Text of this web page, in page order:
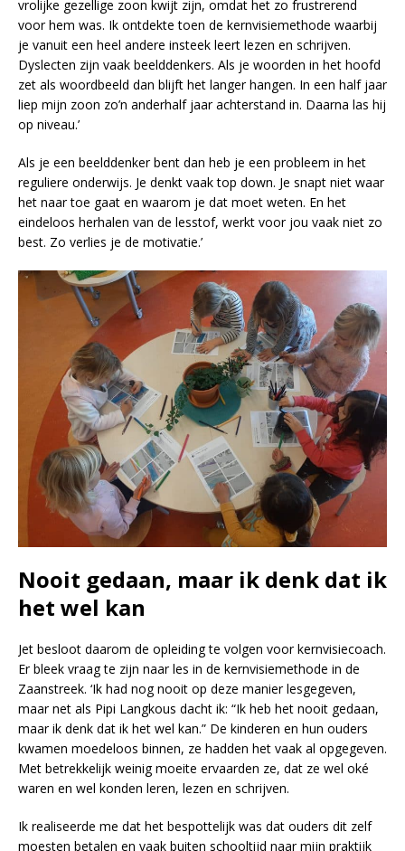
vrolijke gezellige zoon kwijt zijn, omdat het zo frustrerend
voor hem was. Ik ontdekte toen de kernvisiemethode waarbij
je vanuit een heel andere insteek leert lezen en schrijven.
Dyslecten zijn vaak beelddenkers. Als je woorden in het hoofd
zet als woordbeeld dan blijft het langer hangen. In een half jaar
liep mijn zoon zo’n anderhalf jaar achterstand in. Daarna las hij
op niveau.’
Als je een beelddenker bent dan heb je een probleem in het
reguliere onderwijs. Je denkt vaak top down. Je snapt niet waar
het naar toe gaat en waarom je dat moet weten. En het
eindeloos herhalen van de lesstof, werkt voor jou vaak niet zo
best. Zo verlies je de motivatie.’
Nooit gedaan, maar ik denk dat ik
het wel kan
Jet besloot daarom de opleiding te volgen voor kernvisiecoach.
Er bleek vraag te zijn naar les in de kernvisiemethode in de
Zaanstreek. ‘Ik had nog nooit op deze manier lesgegeven,
maar net als Pipi Langkous dacht ik: “Ik heb het nooit gedaan,
maar ik denk dat ik het wel kan.” De kinderen en hun ouders
kwamen moedeloos binnen, ze hadden het vaak al opgegeven.
Met betrekkelijk weinig moeite ervaarden ze, dat ze wel oké
waren en wel konden leren, lezen en schrijven.
Ik realiseerde me dat het bespottelijk was dat ouders dit zelf
moesten betalen en vaak buiten schooltijd naar mijn praktijk